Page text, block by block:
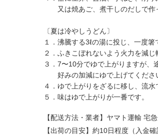
又は焼あご、煮干しのだしで作
〔夏は冷やしうどん〕
１．沸騰する3ℓの湯に投じ、一度箸
２．ふきこぼれないよう火力を減じ
３．7〜10分でゆで上がりますが、
好みの加減にゆで上げてくださ
４．ゆで上がりをざるに移し、流水
５．味はゆで上がりが一番です。
【配送方法・業者】ヤマト運輸 宅
【出荷の目安】約10日程度（入金